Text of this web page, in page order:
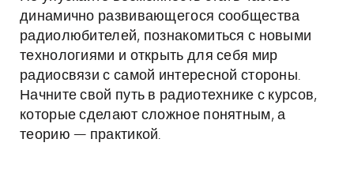
динамично развивающегося сообщества
радиолюбителей, познакомиться с новыми
технологиями и открыть для себя мир
радиосвязи с самой интересной стороны.
Начните свой путь в радиотехнике с курсов,
которые сделают сложное понятным, а
теорию — практикой.